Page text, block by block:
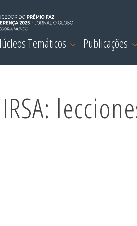
Temáticos Publicações